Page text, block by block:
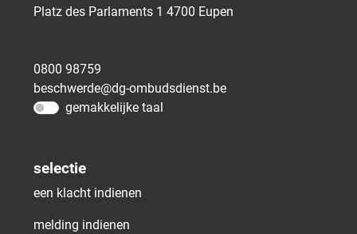
Platz des Parlaments 1 4700 Eupen
0800 98759
beschwerde@dg-ombudsdienst.be
gemakkelijke taal
selectie
een klacht indienen
melding indienen